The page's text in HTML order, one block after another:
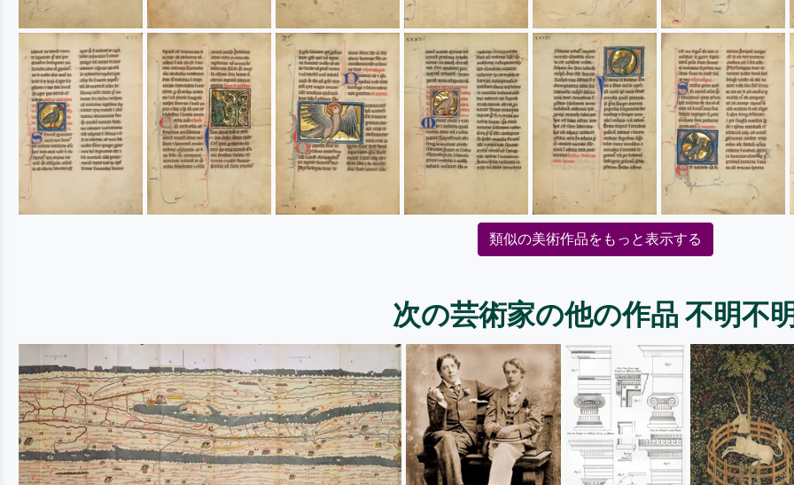
類似の美術作品をもっと表示する
次の芸術家の他の作品 不明不